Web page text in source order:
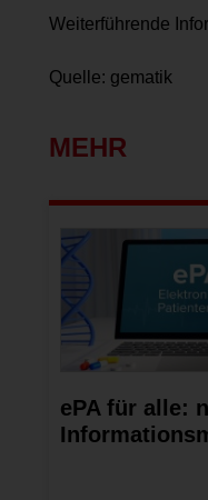
Weiterführende
Quelle: gematik
MEHR
ePA für alle: